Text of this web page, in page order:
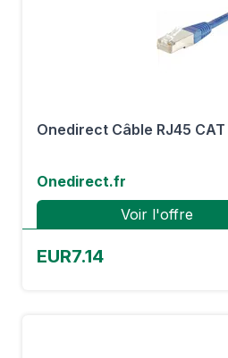
Onedirect Câble RJ45 CAT
Onedirect.fr
Voir l'offre
EUR7.14